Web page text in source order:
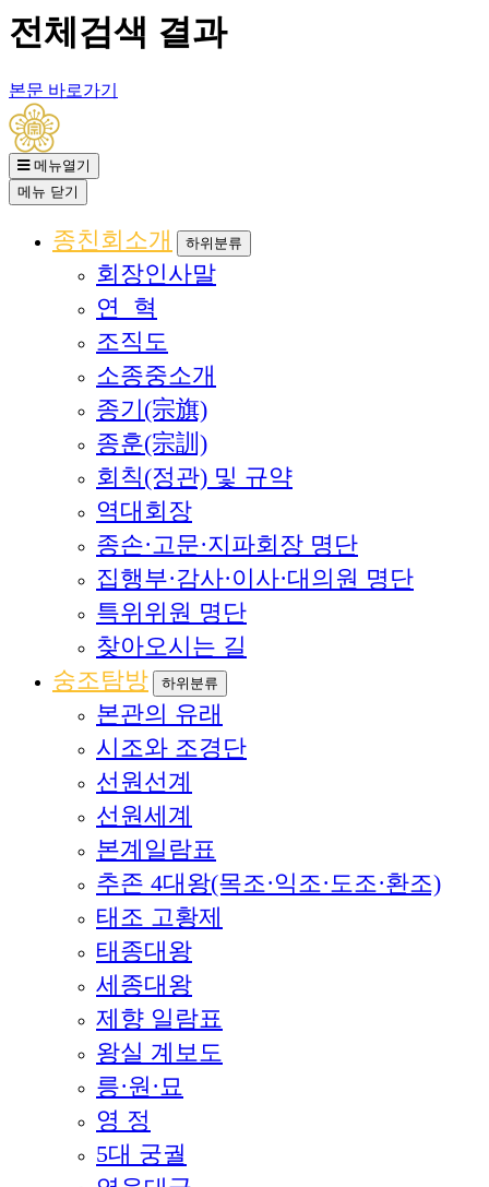
전체검색 결과
본문 바로가기
메뉴열기
메뉴 닫기
종친회소개 하위분류
회장인사말
연 혁
조직도
소종중소개
종기(宗旗)
종훈(宗訓)
회칙(정관) 및 규약
역대회장
종손·고문·지파회장 명단
집행부·감사·이사·대의원 명단
특위위원 명단
찾아오시는 길
숭조탐방
하위분류
본관의 유래
시조와 조경단
선원선계
선원세계
본계일람표
추존 4대왕(목조·익조·도조·환조)
태조 고황제
태종대왕
세종대왕
제향 일람표
왕실 계보도
릉·원·묘
영 정
5대 궁궐